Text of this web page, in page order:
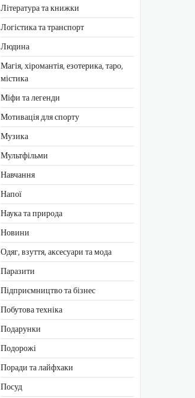
Література та книжки
Логістика та транспорт
Людина
Магія, хіромантія, езотерика, таро,
містика
Міфи та легенди
Мотивація для спорту
Музика
Мультфільми
Навчання
Напої
Наука та природа
Новини
Одяг, взуття, аксесуари та мода
Паразити
Підприємництво та бізнес
Побутова техніка
Подарунки
Подорожі
Поради та лайфхаки
Посуд